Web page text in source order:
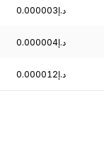
د.إ0.000003
د.إ0.000004
د.إ0.000012